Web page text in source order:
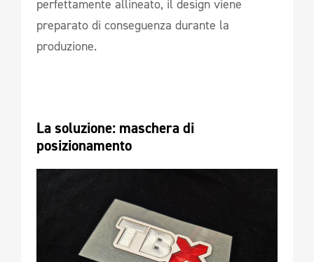
perfettamente allineato, il design viene
preparato di conseguenza durante la
produzione.
La soluzione: maschera di
posizionamento